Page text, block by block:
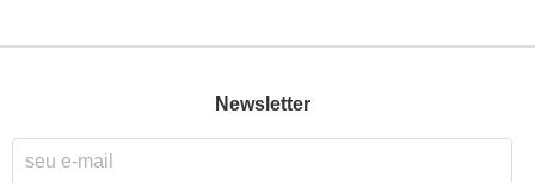
Newsletter